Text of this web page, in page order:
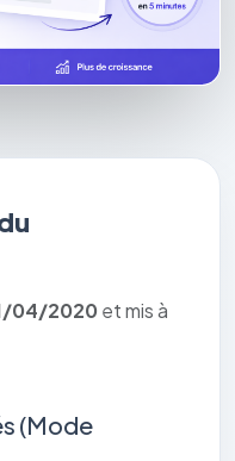
04/2020 et mis à
(Mode